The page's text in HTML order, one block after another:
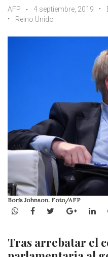
AFP 4 septiembre, 2019
Reino Unido
Boris Johnson. Foto/AFP
WhatsApp
Facebook
Twitter
Tras arrebatar el